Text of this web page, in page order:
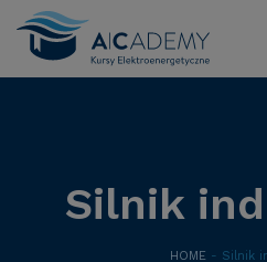
Silnik
HOME - Silnik